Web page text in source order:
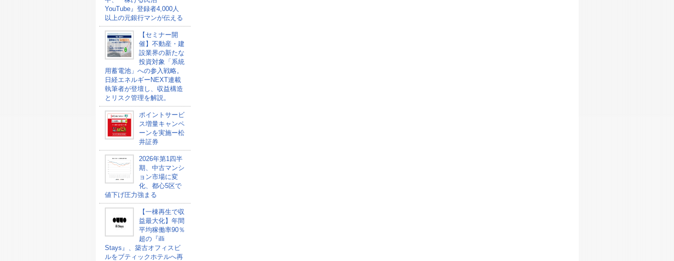
YouTube』登録者4,000人
以上の元銀行マンが伝える
【セミナー開
催】不動産・建
設業界の新たな
投資対象「系統
用蓄電池」への参入戦略。
日経エネルギーNEXT連載
執筆者が登壇し、収益構造
とリスク管理を解説。
ポイントサービ
ス増量キャンペ
ーンを実施ー松
井証券
2026年第1四半
期、中古マンシ
ョン市場に変
化、都心5区で
値下げ圧力強まる
【一棟再生で収
益最大化】年間
平均稼働率90％
超の『illi
Stays』、築古オフィスビ
ルをブティックホテルへ再